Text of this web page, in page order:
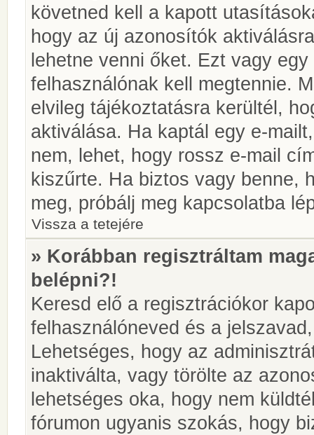
követned kell a kapott
hogy az új azonosítók
lehetne venni őket. Ezt vagy
felhasználónak kell megtennie.
elvileg tájékoztatásra kerültél,
aktiválása. Ha kaptál egy e-
nem, lehet, hogy rossz e-mail
kiszűrte. Ha biztos vagy benne,
meg, próbálj meg kapcsolatba
Vissza a tetejére
» Korábban regisztráltam
belépni?!
Keresd elő a regisztrációkor
felhasználóneved és a
Lehetséges, hogy az
inaktiválta, vagy törölte az
lehetséges oka, hogy nem
fórumon ugyanis szokás, hogy